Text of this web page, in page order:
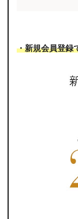
・新規会員登録